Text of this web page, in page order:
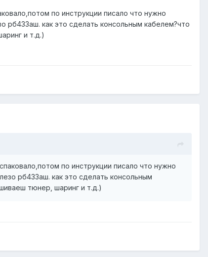
по инструкции писало что нужно
рб433аш. как это сделать консольным кабелем?что
и т.д.)
по инструкции писало что нужно
рб433аш. как это сделать консольным
тюнер, шаринг и т.д.)